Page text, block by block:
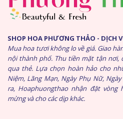
SHOP HOA PHƯƠNG THẢO - DỊCH
Mua hoa tươi không lo về giá. Giao
nội thành phố. Thu tiền mặt tận nơi,
qua thẻ. Lựa chọn hoàn hảo cho
Niệm, Lãng Mạn, Ngày Phụ Nữ,
ra, Hoaphuongthao nhận đặt vòng
mừng và cho các dịp khác.